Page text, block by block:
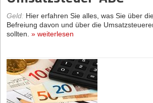
Geld: Hier erfahren Sie alles, was Sie über
Befreiung davon und über die
sollten. » weiterlesen